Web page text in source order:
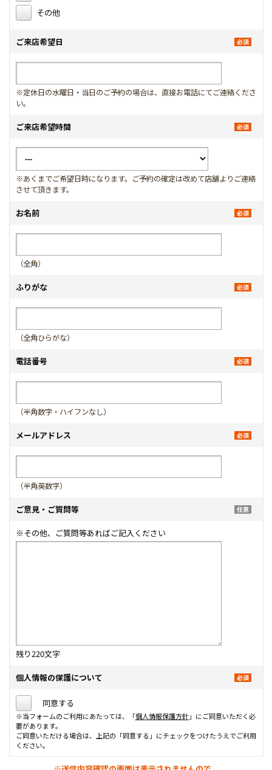
その他
ご来店希望日
※定休日の水曜日・当日のご予約の場合は、直接お電話にてご連絡くださ
い。
ご来店希望時間
※あくまでご希望日時になります。ご予約の確定は改めて店舗よりご連絡
させて頂きます。
お名前
（全角）
ふりがな
（全角ひらがな）
電話番号
（半角数字・ハイフンなし）
メールアドレス
（半角英数字）
ご意見・ご質問等
※その他、ご質問等あればご記入ください
残り220文字
個人情報の保護について
同意する
※当フォームのご利用にあたっては、「個人情報保護方針」にご同意いただく必
要があります。
ご同意いただける場合は、上記の「同意する」にチェックをつけたうえでご利用
ください。